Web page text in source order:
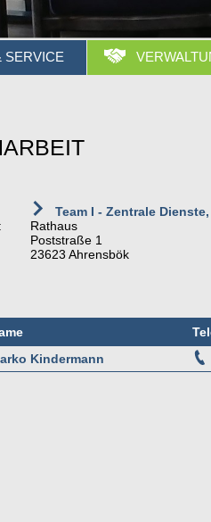
SERVICE
Team I - Zentrale
Rathaus
Poststraße 1
23623 Ahrensbök
Kindermann